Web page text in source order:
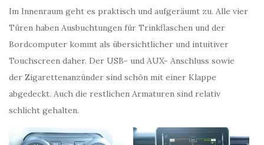
Im Innenraum geht es praktisch und aufgeräumt zu. Alle vier
Türen haben Ausbuchtungen für Trinkflaschen und der
Bordcomputer kommt als übersichtlicher und intuitiver
Touchscreen daher. Der USB- und AUX- Anschluss sowie
der Zigarettenanzünder sind schön mit einer Klappe
abgedeckt. Auch die restlichen Armaturen sind relativ
schlicht gehalten.